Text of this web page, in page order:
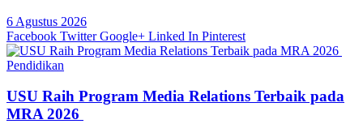
6 Agustus 2026
Facebook Twitter Google+ Linked In Pinterest
Pendidikan
USU Raih Program Media Relations Terbaik pada
MRA 2026